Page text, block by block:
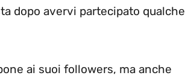
dopo avervi partecipato qualche
ai suoi followers, ma anche